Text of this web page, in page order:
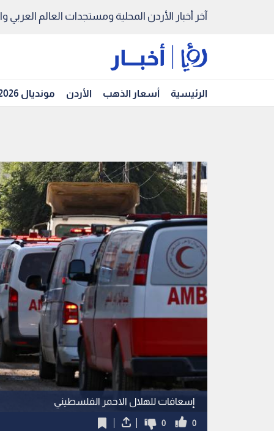
آخر أخبار الأردن المحلية ومستجدات العالم العربي
الرئيسية أسعار الذهب الأردن مونديال 2026
إسعافات للهلال الاحمر الفلسطيني
0
0